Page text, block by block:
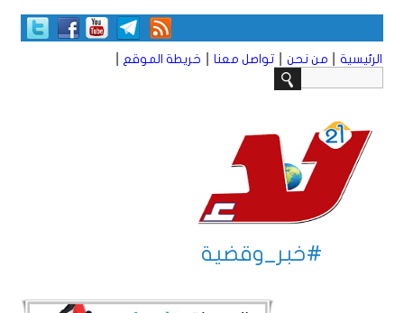
الرئيسية من نحن تواصل معنا خريطة الموقع
#خبر_وقضية